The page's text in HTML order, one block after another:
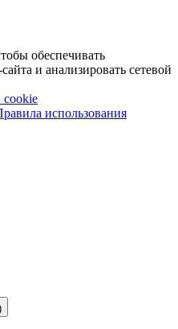
обеспечивать
и анализировать сетевой
cookie
использования